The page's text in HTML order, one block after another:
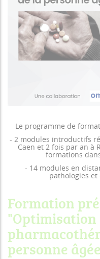
Le programme de
- 2 modules introductifs
Caen et 2 fois par an à
formations
- 14 modules en
pathologies
Formation
"Optimisation
personne